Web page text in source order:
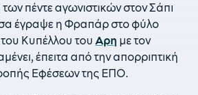
πέντε αγωνιστικών στον Σάπι
έγραψε η Φραπάρ στο φύλο
Κυπέλλου του Αρη με τον
έπειτα από την απορριπτική
Εφέσεων της ΕΠΟ.